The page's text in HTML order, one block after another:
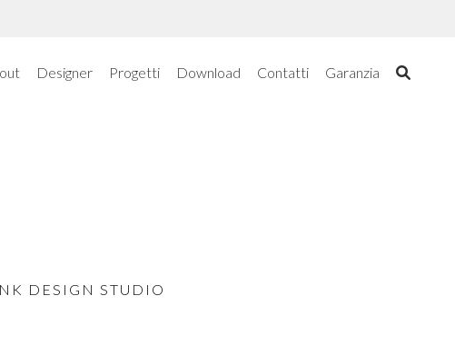
Designer Progetti Download Contatti Garanzia
DESIGN STUDIO